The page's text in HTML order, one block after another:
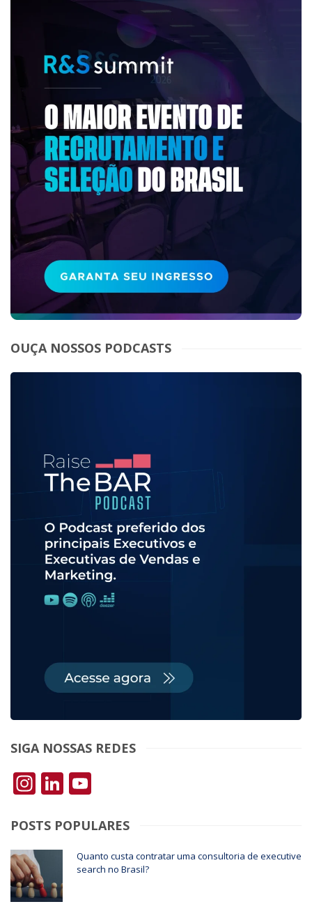
OUÇA NOSSOS PODCASTS
SIGA NOSSAS REDES
Instagram
LinkedIn
POSTS POPULARES
Quanto custa contratar uma consultoria de executive
search no Brasil?